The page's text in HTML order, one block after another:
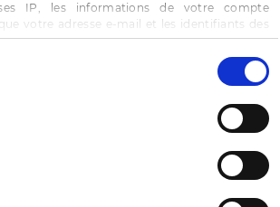
IP, les informations de votre compte
votre adresse e-mail et les identifiants des
cookies.
d’« Accepter » pour consentir à ces
« Refuser » pour vous y opposer ou
préférences concernant chaque catégorie
sur « Valider la sélection » pour valider vos
à tout moment modifier vos préférences
vie privée